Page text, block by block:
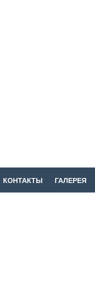
КОНТАКТЫ ГАЛЕРЕЯ